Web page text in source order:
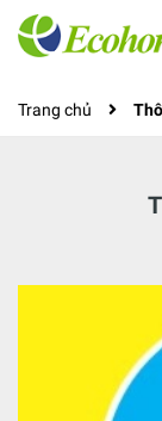
Trang chủ